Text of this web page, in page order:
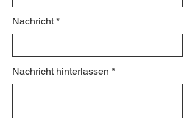
Nachricht
Nachricht hinterlassen